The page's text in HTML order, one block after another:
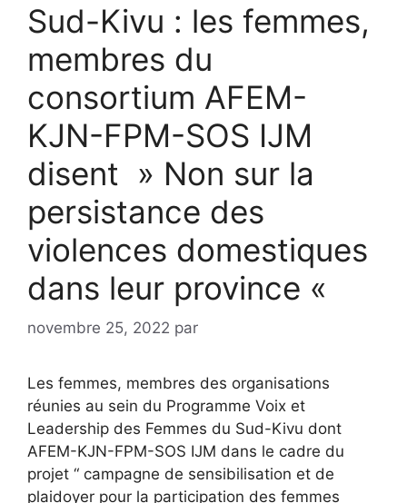
Sud-Kivu : les femmes,
membres du
consortium AFEM-
KJN-FPM-SOS IJM
disent » Non sur la
persistance des
violences domestiques
dans leur province «
novembre 25, 2022 par
Les femmes, membres des organisations
réunies au sein du Programme Voix et
Leadership des Femmes du Sud-Kivu dont
AFEM-KJN-FPM-SOS IJM dans le cadre du
projet “ campagne de sensibilisation et de
plaidoyer pour la participation des femmes